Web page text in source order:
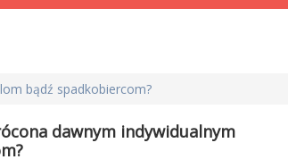
bądź spadkobiercom?
dawnym indywidualnym